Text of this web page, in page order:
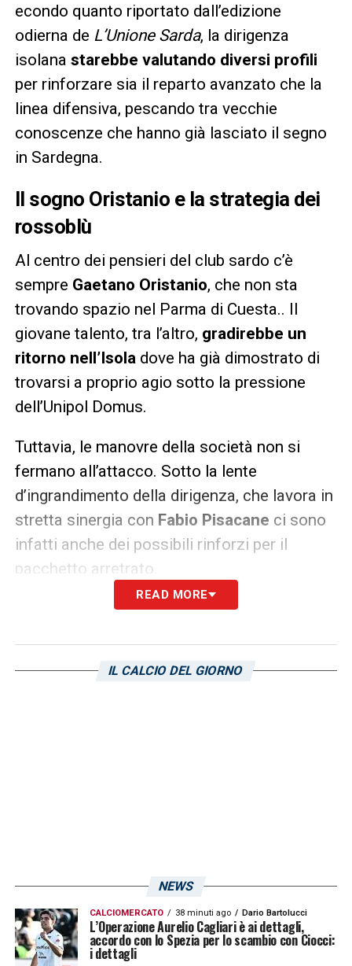
econdo quanto riportato dall’edizione
odierna de L’Unione Sarda, la dirigenza
isolana starebbe valutando diversi profili
per rinforzare sia il reparto avanzato che la
linea difensiva, pescando tra vecchie
conoscenze che hanno già lasciato il segno
in Sardegna.
Il sogno Oristanio e la strategia dei
rossoblù
Al centro dei pensieri del club sardo c’è
sempre Gaetano Oristanio, che non sta
trovando spazio nel Parma di Cuesta.. Il
giovane talento, tra l’altro, gradirebbe un
ritorno nell’Isoladove ha già dimostrato di
trovarsi a proprio agio sotto la pressione
dell’Unipol Domus.
Tuttavia, le manovre della società non si
fermano all’attacco. Sotto la lente
d’ingrandimento della dirigenza, che lavora in
stretta sinergia con Fabio Pisacane ci sono
infatti anche dei possibili rinforzi per il
pacchetto arretrato.
Difesa: Alberto Dossena verso il
La vera notizia che potrebbe scaldare il
spazio per il centrale si è drasticamente
ridotto: con la strada ormai sbarrata dalle
gerarchie del tecnico spagnoli. Il difensore
vedrebbe nel ritorno in Sardegna l’occasione
READ MORE
IL CALCIO DEL GIORNO
NEWS
CALCIOMERCATO 38 minuti ago Dario Bartolucci
L’Operazione Aurelio Cagliari è ai dettagli,
accordo con lo Spezia per lo scambio con Ciocci:
i dettagli